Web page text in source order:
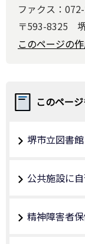
ファクス：
〒593-8325
このページの
このペー
堺市立図書館
公共施設に
精神障害者